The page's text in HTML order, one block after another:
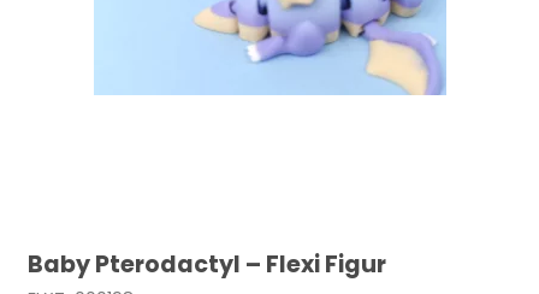
Baby Pterodactyl – Flexi Figur